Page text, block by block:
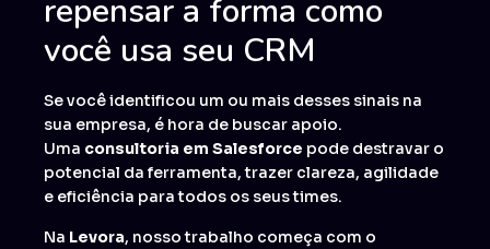
repensar a forma como
você usa seu CRM
Se você identificou um ou mais desses sinais na
sua empresa, é hora de buscar apoio.
Uma consultoria em Salesforce pode destravar o
potencial da ferramenta, trazer clareza, agilidade
e eficiência para todos os seus times.
Na Levora, nosso trabalho começa com o